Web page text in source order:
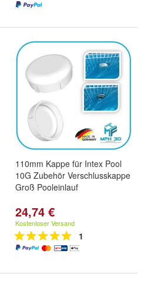
110mm Kappe für Intex Pool
10G Zubehör Verschlusskappe
Groß Pooleinlauf
24,74 €
Kostenloser Versand
1